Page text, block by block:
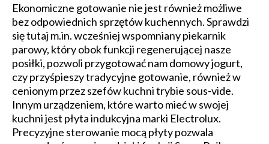
Ekonomiczne gotowanie nie jest również możliwe
bez odpowiednich sprzętów kuchennych. Sprawdzi
się tutaj m.in. wcześniej wspomniany piekarnik
parowy, który obok funkcji regenerującej nasze
posiłki, pozwoli przygotować nam domowy jogurt,
czy przyśpieszy tradycyjne gotowanie, również w
cenionym przez szefów kuchni trybie sous-vide.
Innym urządzeniem, które warto mieć w swojej
kuchni jest płyta indukcyjna marki Electrolux.
Precyzyjne sterowanie mocą płyty pozwala